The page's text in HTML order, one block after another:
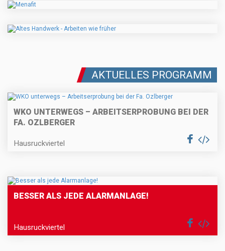
AKTUELLES PROGRAMM
WKO UNTERWEGS – ARBEITSERPROBUNG BEI DER
FA. OZLBERGER
Hausruckviertel
BESSER ALS JEDE ALARMANLAGE!
Hausruckviertel